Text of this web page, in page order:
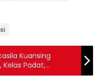
Kuansing
Kelas Padat,
Ruah